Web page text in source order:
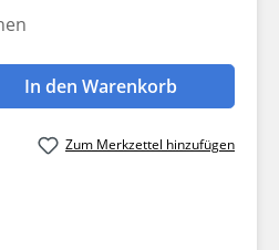
Gib den
In den Warenkorb
Zum Merkzettel hinzufügen